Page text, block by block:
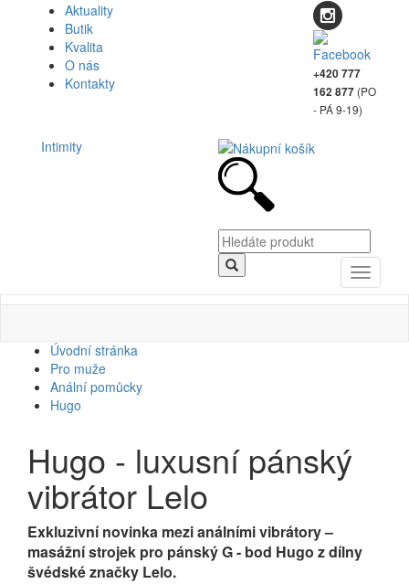
Aktuality
Butik
Kvalita
O nás
Kontakty
+420 777
162 877 (PO
- PÁ 9-19)
Intimity
Toggle
Úvodní stránka
Pro muže
Anální pomůcky
Hugo
Hugo - luxusní pánský
vibrátor Lelo
Exkluzivní novinka mezi análními vibrátory –
masážní strojek pro pánský G - bod Hugo z dílny
švédské značky Lelo.